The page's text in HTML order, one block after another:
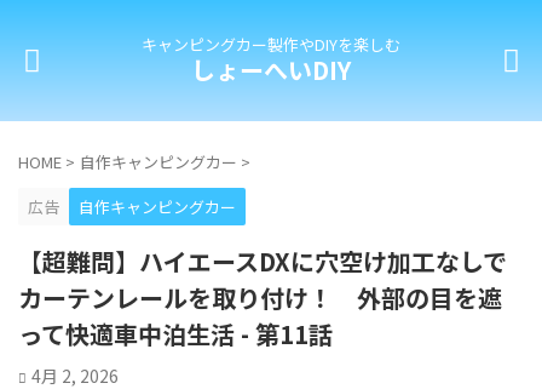
キャンピングカー製作やDIYを楽しむ
しょーへいDIY
HOME > 自作キャンピングカー >
広告
自作キャンピングカー
【超難問】ハイエースDXに穴空け加工なしで
カーテンレールを取り付け！ 外部の目を遮
って快適車中泊生活 - 第11話
4月 2, 2026